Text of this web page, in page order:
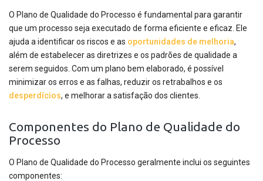
O Plano de Qualidade do Processo é fundamental para garantir
que um processo seja executado de forma eficiente e eficaz. Ele
ajuda a identificar os riscos e as oportunidades de melhoria,
além de estabelecer as diretrizes e os padrões de qualidade a
serem seguidos. Com um plano bem elaborado, é possível
minimizar os erros e as falhas, reduzir os retrabalhos e os
desperdícios, e melhorar a satisfação dos clientes.
Componentes do Plano de Qualidade do
Processo
O Plano de Qualidade do Processo geralmente inclui os seguintes
componentes: